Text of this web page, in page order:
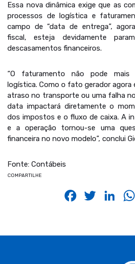
Essa nova dinâmica exige que as
processos de logística e
campo de “data de entrega”,
fiscal, esteja devidamente
descasamentos financeiros.
“O faturamento não pode mais
logística. Como o fato gerador agora
atraso no transporte ou uma falha
data impactará diretamente o
dos impostos e o fluxo de caixa. A
e a operação tornou-se uma
financeira no novo modelo”, conclui
Fonte: Contábeis
COMPARTILHE